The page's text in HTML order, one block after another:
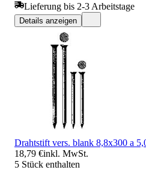
Lieferung bis 2-3 Arbeitstage
Details anzeigen
Drahtstift vers. blank 8,8x300 a
18,79 €inkl. MwSt.
5 Stück enthalten